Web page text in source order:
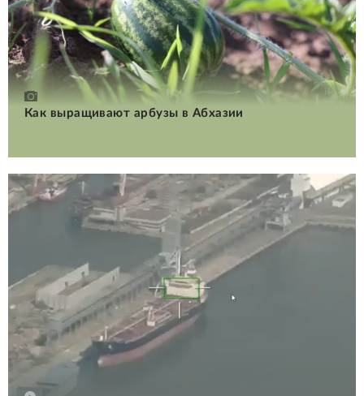
Как выращивают арбузы в Абхазии